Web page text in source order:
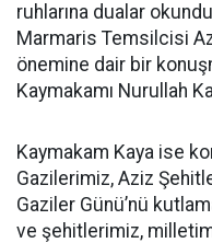
ruhlarına dualar
Marmaris Temsilcisi
önemine dair bir
Kaymakamı Nurullah
Kaymakam Kaya ise
Gazilerimiz, Aziz
Gaziler Günü’nü
ve şehitlerimiz,